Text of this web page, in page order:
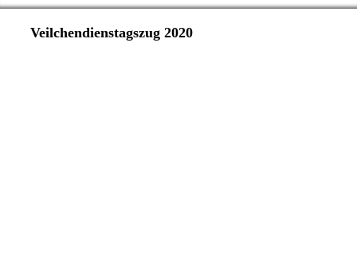
Veilchendienstagszug 2020